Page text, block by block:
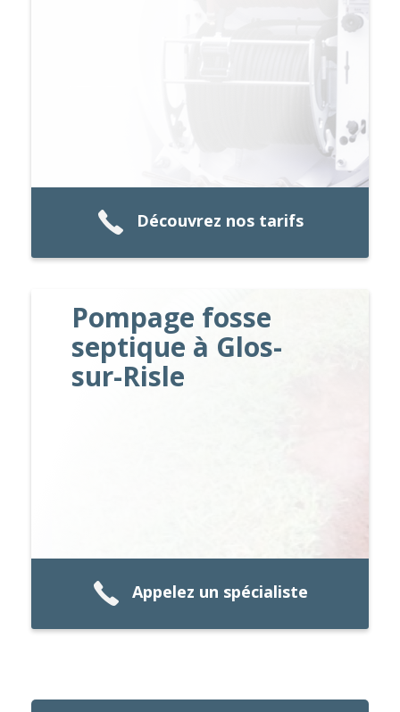
Découvrez nos tarifs
Pompage fosse
septique à Glos-
sur-Risle
Appelez un spécialiste